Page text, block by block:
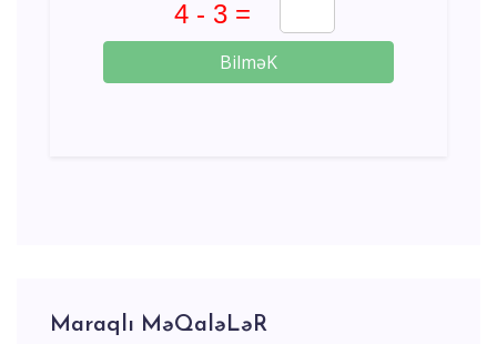
BilməK
Maraqlı MəQaləLəR